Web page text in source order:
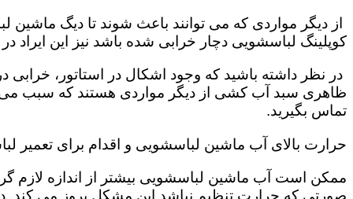
از دیگر مواردی که می توانند باعث شوند تا دیگ
کوپلینگ لباسشویی دچار خرابی شده باشد نیز این ایراد
در نظر داشته باشید که وجود اشکال در استاتور،
ظاهری سبد آب کشی از دیگر مواردی هستند که سبب می
تماس بگیرید.
حرارت بالای آب ماشین لباسشویی و اقدام برای تعمیر
ممکن است آب ماشین لباسشویی بیشتر از اندازه لازم
صورتی که حرارت تنظیم نباشد این مشکل بروز می